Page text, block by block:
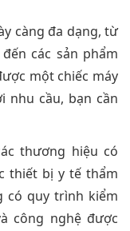
càng đa dạng, từ
các sản phẩm
một chiếc máy
nhu cầu, bạn cần
thương hiệu có
thiết bị y tế thẩm
có quy trình kiểm
công nghệ được